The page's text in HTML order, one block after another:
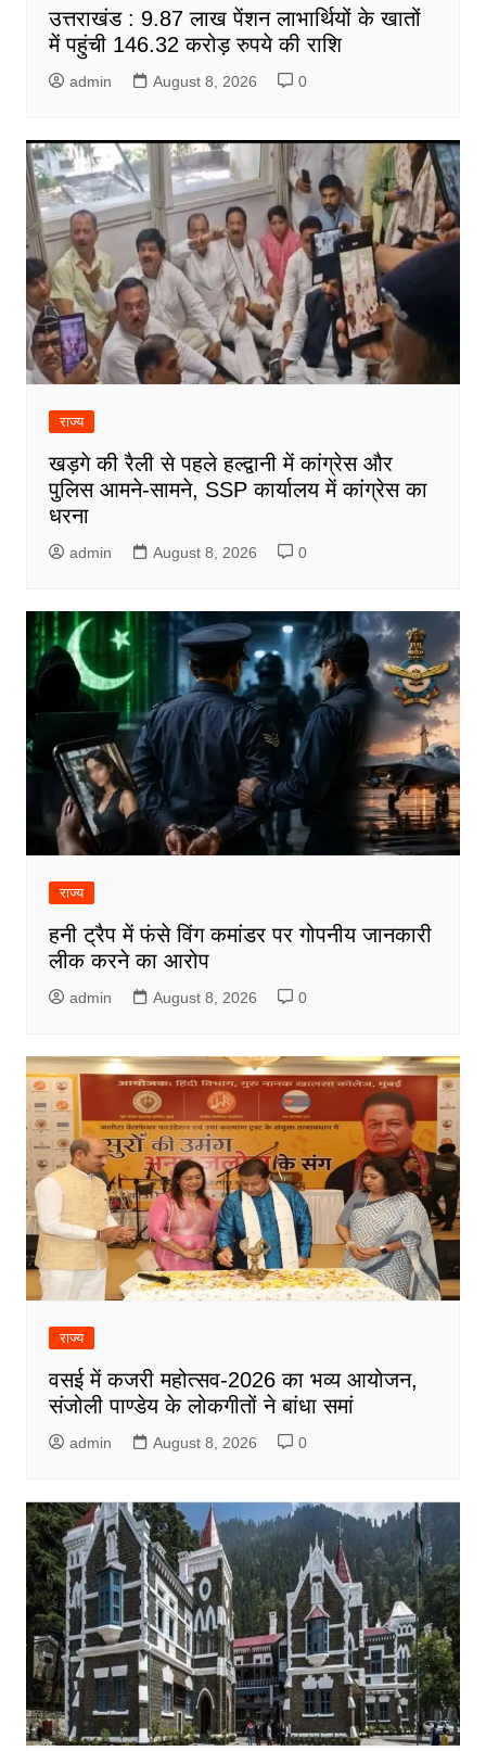
उत्तराखंड : 9.87 लाख पेंशन लाभार्थियों के खातों
में पहुंची 146.32 करोड़ रुपये की राशि
admin August 8, 2026 0
राज्य
खड़गे की रैली से पहले हल्द्वानी में कांग्रेस और
पुलिस आमने-सामने, SSP कार्यालय में कांग्रेस का
धरना
admin August 8, 2026 0
राज्य
हनी ट्रैप में फंसे विंग कमांडर पर गोपनीय जानकारी
लीक करने का आरोप
admin August 8, 2026 0
राज्य
वसई में कजरी महोत्सव-2026 का भव्य आयोजन,
संजोली पाण्डेय के लोकगीतों ने बांधा समां
admin August 8, 2026 0